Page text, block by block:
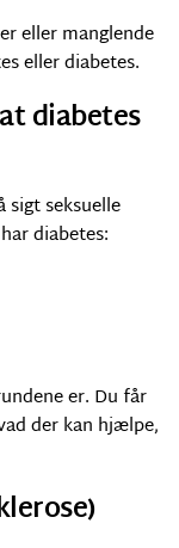
eller manglende
eller diabetes.
diabetes
sigt seksuelle
diabetes:
er. Du får
der kan hjælpe,